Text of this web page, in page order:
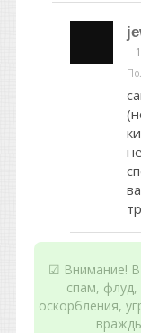
☑ Внимание! В
спам, флуд,
оскорбления,